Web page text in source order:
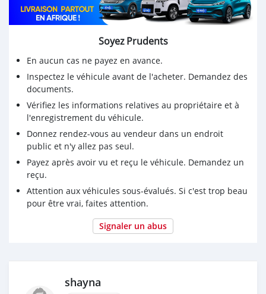
Soyez Prudents
En aucun cas ne payez en avance.
Inspectez le véhicule avant de l'acheter. Demandez des
documents.
Vérifiez les informations relatives au propriétaire et à
l'enregistrement du véhicule.
Donnez rendez-vous au vendeur dans un endroit
public et n'y allez pas seul.
Payez après avoir vu et reçu le véhicule. Demandez un
reçu.
Attention aux véhicules sous-évalués. Si c'est trop beau
pour être vrai, faites attention.
Signaler un abus
shayna